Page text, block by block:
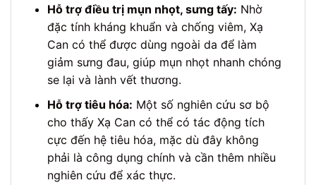
Hỗ trợ điều trị mụn nhọt, sưng tấy: Nhờ
đặc tính kháng khuẩn và chống viêm, Xạ
Can có thể được dùng ngoài da để làm
giảm sưng đau, giúp mụn nhọt nhanh chóng
se lại và lành vết thương.
Hỗ trợ tiêu hóa: Một số nghiên cứu sơ bộ
cho thấy Xạ Can có thể có tác động tích
cực đến hệ tiêu hóa, mặc dù đây không
phải là công dụng chính và cần thêm nhiều
nghiên cứu để xác thực.